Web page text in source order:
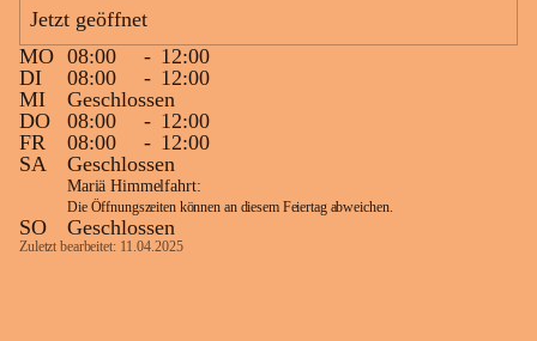
Wie wichtig Hecken sind zeigt das
österreichweite Forschungsprojekt
„Heckenleben“ des Vereins Regionale
Gehölzvermehrung. Die Untersuchungen
machen deutlich, dass Bestäuber auf ein
möglichst durchgehendes
Nahrungsangebot angewiesen sind.
Heimische Hecken können
Versorgungslücken schließen, weil
unterschiedliche Gehölzarten zu
Jetzt geöffnet
MO 08:00 - 12:00
DI
08:00 - 12:00
MI
Geschlossen
DO
08:00 - 12:00
FR
08:00 - 12:00
SA
Geschlossen
Mariä Himmelfahrt:
Die Öffnungszeiten können an diesem Feiertag abweichen.
SO Geschlossen
Zuletzt bearbeitet: 11.04.2025